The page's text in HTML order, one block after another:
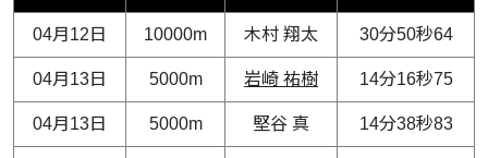
04月12日 10000m 木村 翔太 30分50秒64
04月13日 5000m 岩崎 祐樹 14分16秒75
04月13日 5000m 堅谷 真 14分38秒83